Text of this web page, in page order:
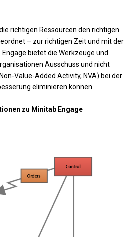
richtigen Ressourcen den richtigen
– zur richtigen Zeit und mit der
bietet die Werkzeuge und
Ausschuss und nicht
Value-Added Activity, NVA) bei der
eliminieren können.
zu Minitab Engage